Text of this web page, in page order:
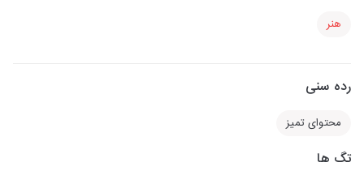
هنر
رده سنی
محتوای تمیز
تگ ها